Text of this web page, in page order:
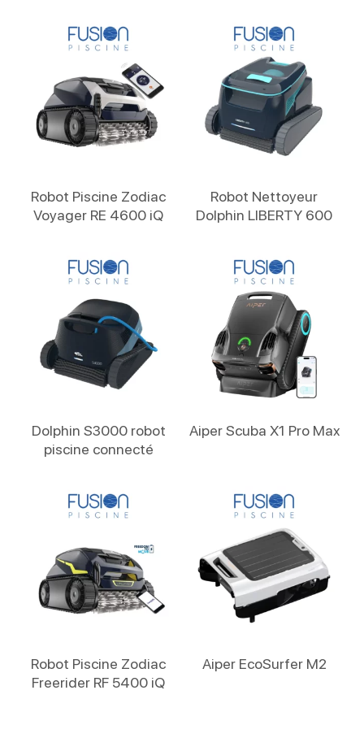
Robot Piscine Zodiac
Voyager RE 4600 iQ
Robot Nettoyeur
Dolphin LIBERTY 600
Dolphin S3000 robot
piscine connecté
Aiper Scuba X1 Pro Max
Robot Piscine Zodiac
Freerider RF 5400 iQ
Aiper EcoSurfer M2